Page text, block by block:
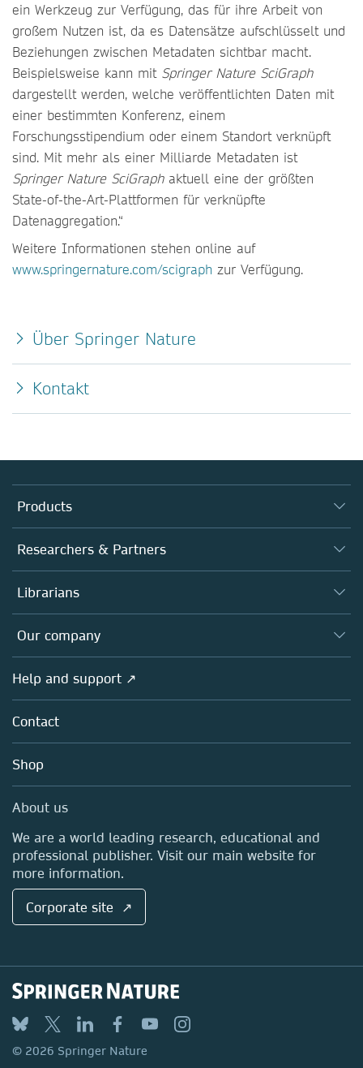
ein Werkzeug zur Verfügung, das für ihre Arbeit von
großem Nutzen ist, da es Datensätze aufschlüsselt und
Beziehungen zwischen Metadaten sichtbar macht.
Beispielsweise kann mit Springer Nature SciGraph
dargestellt werden, welche veröffentlichten Daten mit
einer bestimmten Konferenz, einem
Forschungsstipendium oder einem Standort verknüpft
sind. Mit mehr als einer Milliarde Metadaten ist
Springer Nature SciGraph aktuell eine der größten
State-of-the-Art-Plattformen für verknüpfte
Datenaggregation.“
Weitere Informationen stehen online auf
www.springernature.com/scigraph zur Verfügung.
Über Springer Nature
Kontakt
Products
Journals
Books
Platforms
Researchers & Partners
Authors
Editors
Open science
Policies
Librarians
Overview
Products
Licensing
Blog
Sales and account contacts
Our company
Overview
About us
Careers
Media Centre
Locations & Contact
Help and support ↗
Contact
Shop
About us
We are a world leading research, educational and
professional publisher. Visit our main website for
more information.
Corporate site ↗
© 2026 Springer Nature